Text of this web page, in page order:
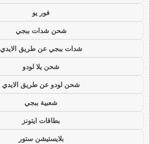
فور يو
شحن شدات ببجي
شدات ببجي عن طريق الايدي
شحن يلا لودو
شحن لودو عن طريق الايدي
شعبية ببجي
بطاقات ايتونز
بلايستيشن ستور